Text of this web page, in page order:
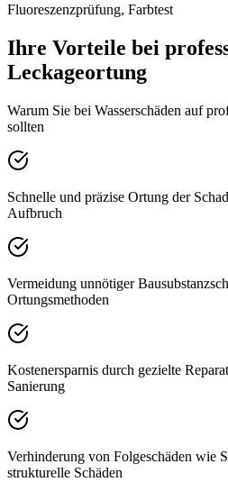
Fluoreszenzprüfung, Farbtest
Ihre Vorteile bei
Leckageortung
Warum Sie bei Wasserschäden auf
sollten
Schnelle und präzise Ortung der
Aufbruch
Vermeidung unnötiger
Ortungsmethoden
Kostenersparnis durch gezielte
Sanierung
Verhinderung von Folgeschäden wie
strukturelle Schäden